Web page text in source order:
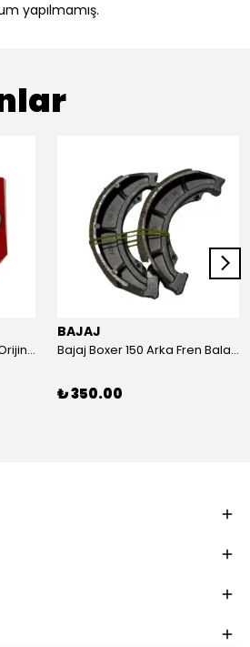
yapılmamış.
Bajaj B Logosu (Siperlik) Orijinal
BAJAJ
Bajaj Boxer 150 Arka Fren Balatası Orijinal
₺ 350.00